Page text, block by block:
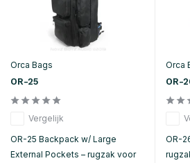
Orca Bags
OR-25
Vergelijk
OR-25 Backpack w/ Large
External Pockets – rugzak voor
Orca
OR-
OR-